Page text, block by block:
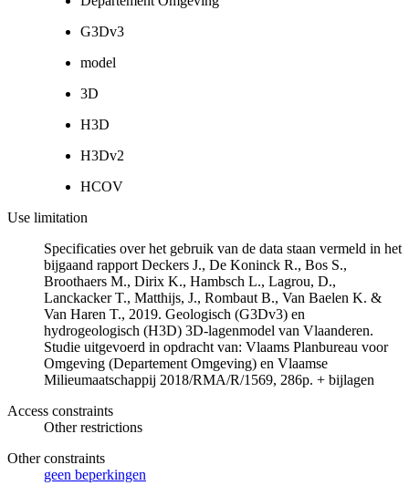
G3Dv3
model
3D
H3D
H3Dv2
HCOV
Use limitation
Specificaties over het gebruik van de data staan vermeld in het
bijgaand rapport Deckers J., De Koninck R., Bos S.,
Broothaers M., Dirix K., Hambsch L., Lagrou, D.,
Lanckacker T., Matthijs, J., Rombaut B., Van Baelen K. &
Van Haren T., 2019. Geologisch (G3Dv3) en
hydrogeologisch (H3D) 3D-lagenmodel van Vlaanderen.
Studie uitgevoerd in opdracht van: Vlaams Planbureau voor
Omgeving (Departement Omgeving) en Vlaamse
Milieumaatschappij 2018/RMA/R/1569, 286p. + bijlagen
Access constraints
Other restrictions
Other constraints
geen beperkingen